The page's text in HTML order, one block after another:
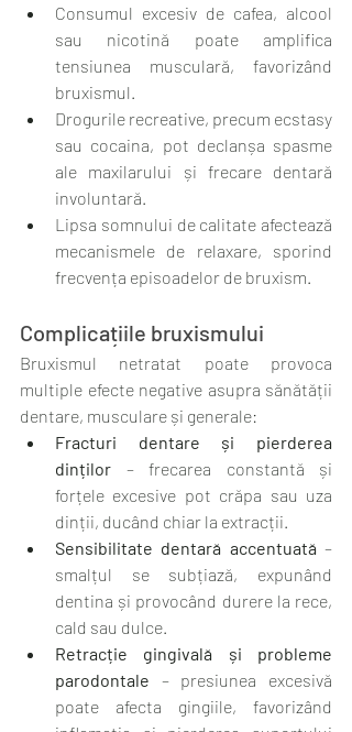
Consumul excesiv de cafea, alcool
sau nicotină poate amplifica
tensiunea musculară, favorizând
bruxismul.
Drogurile recreative, precum ecstasy
sau cocaina, pot declanșa spasme
ale maxilarului și frecare dentară
involuntară.
Lipsa somnului de calitate afectează
mecanismele de relaxare, sporind
frecvența episoadelor de bruxism.
Complicațiile bruxismului
Bruxismul netratat poate provoca
multiple efecte negative asupra sănătății
dentare, musculare și generale:
Fracturi dentare și pierderea
dinților – frecarea constantă și
forțele excesive pot crăpa sau uza
dinții, ducând chiar la extracții.
Sensibilitate dentară accentuată –
smalțul se subțiază, expunând
dentina și provocând durere la rece,
cald sau dulce.
Retracție gingivală și probleme
parodontale – presiunea excesivă
poate afecta gingiile, favorizând